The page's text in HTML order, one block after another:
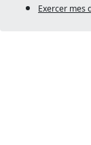
Exercer mes